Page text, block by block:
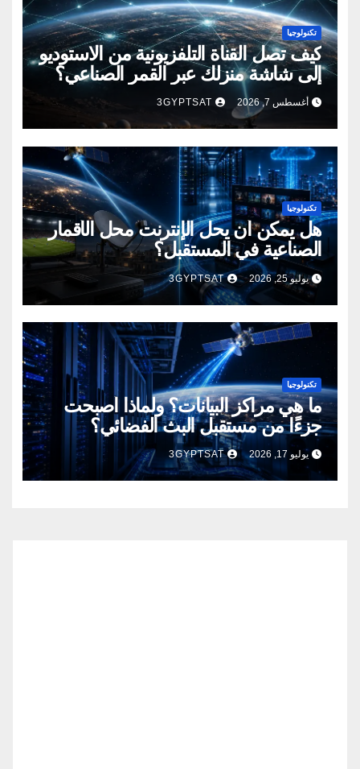
تكنولوجيا
كيف تصل القناة التلفزيونية من الاستوديو
إلى شاشة منزلك عبر القمر الصناعي؟
أغسطس 7, 2026 3GYPTSAT
تكنولوجيا
هل يمكن أن يحل الإنترنت محل الأقمار
الصناعية في المستقبل؟
يوليو 25, 2026 3GYPTSAT
تكنولوجيا
ما هي مراكز البيانات؟ ولماذا أصبحت
جزءًا من مستقبل البث الفضائي؟
يوليو 17, 2026 3GYPTSAT